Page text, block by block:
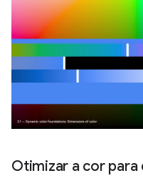
Otimizar a cor